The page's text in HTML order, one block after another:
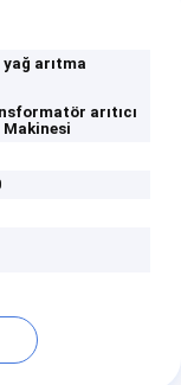
arıtma
arıtıcı
Makinesi